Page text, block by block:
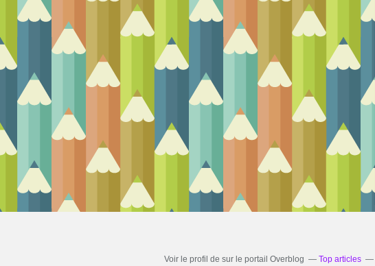
Voir le profil de sur le portail Overblog Top articles